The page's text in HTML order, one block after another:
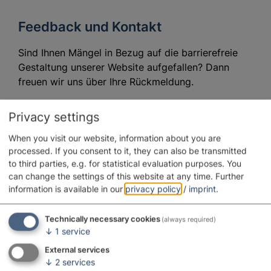
Feedback und Kontakt
Sind Ihnen Mängel in Bezug auf die barrierefreie
Gestaltung unserer Website aufgefallen? Dann
freuen wir uns über Ihre Rückmeldung.
Geopark Ries e. V.
Pflegstr. 2
86609 Donauwörth
0906 74-1901 E-mail Map
Durchsetzungsverfahren
Privacy settings
When you visit our website, information about you are
processed. If you consent to it, they can also be transmitted
to third parties, e.g. for statistical evaluation purposes. You
can change the settings of this website at any time. Further
information is available in our privacy policy / imprint.
Technically necessary cookies (always required)
↓ 1 service
External services
↓ 2 services